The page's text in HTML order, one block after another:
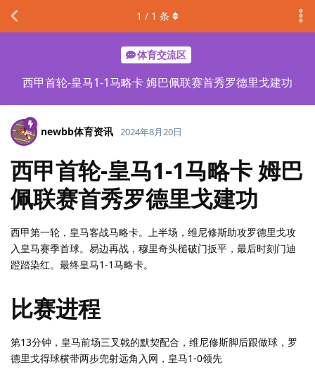
体育交流区
西甲首轮-皇马1-1马略卡 姆巴佩联赛首秀罗德里戈建功
1 / 1 条
newbb体育资讯 2024年8月20日
西甲首轮-皇马1-1马略卡 姆巴
佩联赛首秀罗德里戈建功
西甲第一轮，皇马客战马略卡。上半场，维尼修斯助攻罗德里戈攻
入皇马赛季首球。易边再战，穆里奇头槌破门扳平，最后时刻门迪
蹬踏染红。最终皇马1-1马略卡。
比赛进程
第13分钟，皇马前场三叉戟的默契配合，维尼修斯脚后跟做球，罗
德里戈得球横带两步兜射远角入网，皇马1-0领先